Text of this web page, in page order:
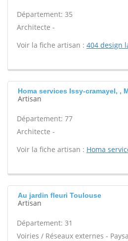
Département: 35
Architecte -
Voir la fiche artisan : 404 design
Homa services Issy-cramayel, ,
Artisan
Département: 77
Architecte -
Voir la fiche artisan : Homa
Au jardin fleuri Toulouse
Artisan
Département: 31
Voiries / Réseaux externes -